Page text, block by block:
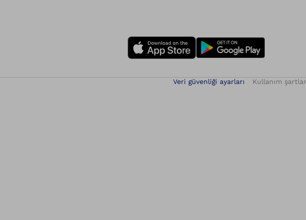
Veri güvenliği ayarları Kullanım